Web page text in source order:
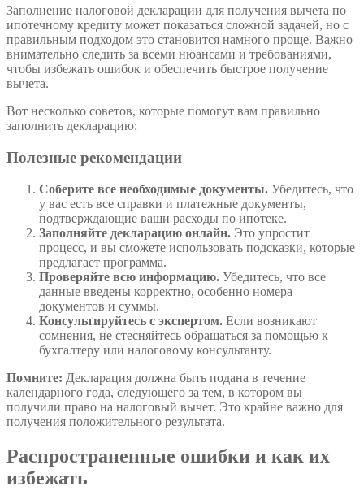
Заполнение налоговой декларации для получения вычета по
ипотечному кредиту может показаться сложной задачей, но с
правильным подходом это становится намного проще. Важно
внимательно следить за всеми нюансами и требованиями,
чтобы избежать ошибок и обеспечить быстрое получение
вычета.
Вот несколько советов, которые помогут вам правильно
заполнить декларацию:
Полезные рекомендации
Соберите все необходимые документы. Убедитесь, что
у вас есть все справки и платежные документы,
подтверждающие ваши расходы по ипотеке.
Заполняйте декларацию онлайн. Это упростит
процесс, и вы сможете использовать подсказки, которые
предлагает программа.
Проверяйте всю информацию. Убедитесь, что все
данные введены корректно, особенно номера
документов и суммы.
Консультируйтесь с экспертом. Если возникают
сомнения, не стесняйтесь обращаться за помощью к
бухгалтеру или налоговому консультанту.
Помните: Декларация должна быть подана в течение
календарного года, следующего за тем, в котором вы
получили право на налоговый вычет. Это крайне важно для
получения положительного результата.
Распространенные ошибки и как их
избежать